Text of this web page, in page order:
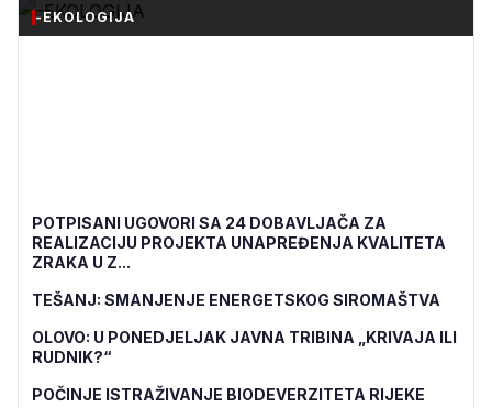
-EKOLOGIJA
POTPISANI UGOVORI SA 24 DOBAVLJAČA ZA
REALIZACIJU PROJEKTA UNAPREĐENJA KVALITETA
ZRAKA U Z...
TEŠANJ: SMANJENJE ENERGETSKOG SIROMAŠTVA
OLOVO: U PONEDJELJAK JAVNA TRIBINA „KRIVAJA ILI
RUDNIK?“
POČINJE ISTRAŽIVANJE BIODEVERZITETA RIJEKE